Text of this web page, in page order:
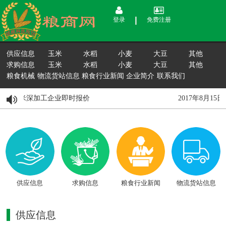
登录 免费注册
供应信息 玉米 水稻 小麦 大豆
其他
求购信息
玉米 水稻 小麦 大豆
其他
粮食机械 物流货站信息 粮食行业新闻 企业简介 联系我们
内玉米深加工企业即时报价 2017年8月15
供应信息 求购信息 粮食行业新闻 物流货站信息
供应信息